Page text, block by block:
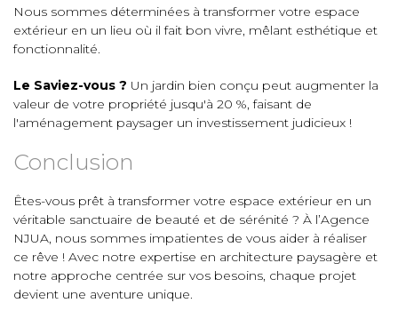
Nous sommes déterminées à transformer votre espace
extérieur en un lieu où il fait bon vivre, mêlant esthétique et
fonctionnalité.
Le Saviez-vous ? Un jardin bien conçu peut augmenter la
valeur de votre propriété jusqu'à 20 %, faisant de
l'aménagement paysager un investissement judicieux !
Conclusion
Êtes-vous prêt à transformer votre espace extérieur en un
véritable sanctuaire de beauté et de sérénité ? À l’Agence
NJUA, nous sommes impatientes de vous aider à réaliser
ce rêve ! Avec notre expertise en architecture paysagère et
notre approche centrée sur vos besoins, chaque projet
devient une aventure unique.